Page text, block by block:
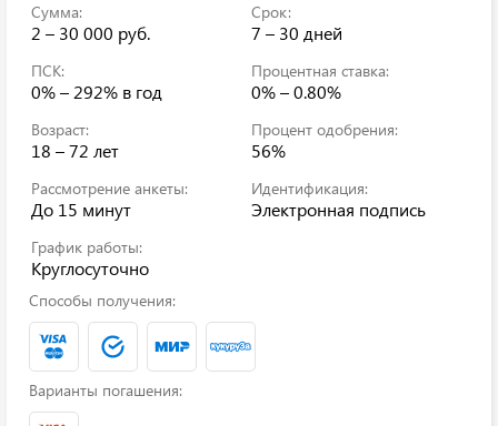
Сумма:
2 – 30 000 руб.
Срок:
7 – 30 дней
ПСК:
0% – 292% в год
Процентная ставка:
0% – 0.80%
Возраст:
18 – 72 лет
Процент одобрения:
56%
Рассмотрение анкеты:
До 15 минут
Идентификация:
Электронная подпись
График работы:
Круглосуточно
Способы получения:
Варианты погашения: